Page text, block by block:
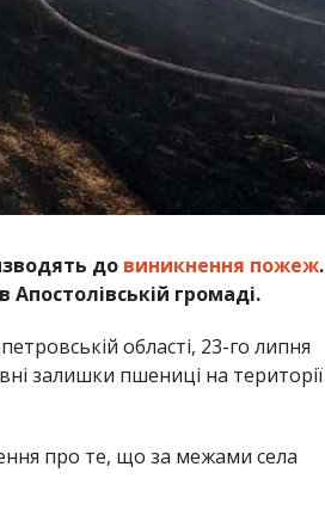
до виникнення пожеж.
Апостолівській громаді.
області, 23-го липня
залишки пшениці на території
про те, що за межами села